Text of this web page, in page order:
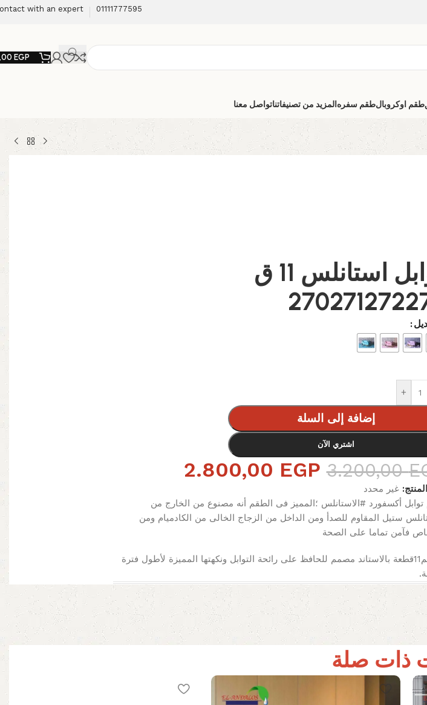
01111777595
with an expert
EGP
طقم اوكروبالطقم سفره المزيد من تصنيفاتناتواصل معنا
توابل استانلس 11 ق
+
إضافة إلى السلة
اشتري الآن
3.200,00
2.800,00 EGP
غير محدد
أكسفورد #الاستانلس ؛المميز فى الطقم أنه مصنوع من الخارج من
ستيل المقاوم للصدأ ومن الداخل من الزجاج الخالى من الكادميام ومن
فآمن تماما على الصحة
الطقم11قطعة بالاستاند مصمم للحافظ على رائحة التوابل ونكهتها المميزة لأطول فترة
ذات صلة